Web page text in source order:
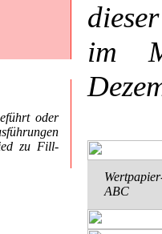
oder
zu Fill-
im
ABC